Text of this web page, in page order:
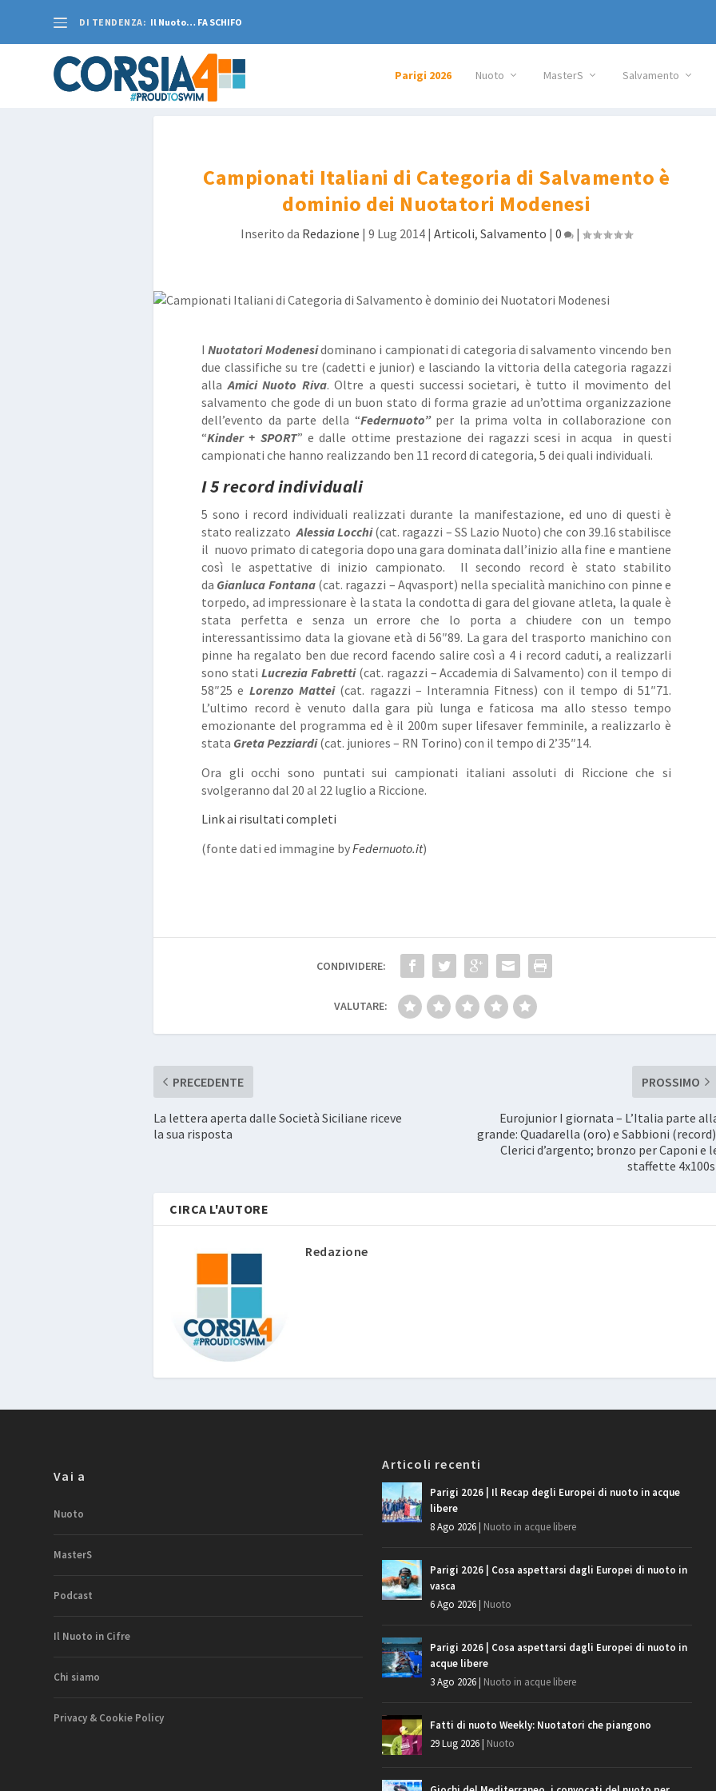
DI TENDENZA: Il Nuoto… FA SCHIFO
Parigi 2026 Nuoto MasterS Salvamento
Campionati Italiani di Categoria di Salvamento è
dominio dei Nuotatori Modenesi
Inserito da Redazione | 9 Lug 2014 | Articoli, Salvamento | 0 |
INuotatori Modenesidominano i campionati di categoria di salvamento vincendo ben
due classifiche su tre (cadetti e junior) e lasciando la vittoria della categoria ragazzi
allaAmici Nuoto Riva. Oltre a questi successi societari, è tutto il movimento del
salvamento che gode di un buon stato di forma grazie ad un’ottima organizzazione
dell’evento da parte della “Federnuoto” per la prima volta in collaborazione con
“Kinder + SPORT” e dalle ottime prestazione dei ragazzi scesi in acqua in questi
campionati che hanno realizzando ben 11 record di categoria, 5 dei quali individuali.
I 5 record individuali
5 sono i record individuali realizzati durante la manifestazione, ed uno di questi è
stato realizzatoAlessia Locchi(cat. ragazzi – SS Lazio Nuoto) che con 39.16 stabilisce
il nuovo primato di categoria dopo una gara dominata dall’inizio alla fine e mantiene
così le aspettative di inizio campionato. Il secondo record è stato stabilito
da Gianluca Fontana (cat. ragazzi – Aqvasport) nella specialità manichino con pinne e
torpedo, ad impressionare è la stata la condotta di gara del giovane atleta, la quale è
stata perfetta e senza un errore che lo porta a chiudere con un tempo
interessantissimo data la giovane età di 56″89. La gara del trasporto manichino con
pinne ha regalato ben due record facendo salire così a 4 i record caduti, a realizzarli
sono stati Lucrezia Fabretti(cat. ragazzi – Accademia di Salvamento) con il tempo di
58″25 e Lorenzo Mattei(cat. ragazzi – Interamnia Fitness) con il tempo di 51″71.
L’ultimo record è venuto dalla gara più lunga e faticosa ma allo stesso tempo
emozionante del programma ed è il 200m super lifesaver femminile, a realizzarlo è
stata Greta Pezziardi (cat. juniores – RN Torino) con il tempo di 2’35″14.
Ora gli occhi sono puntati sui campionati italiani assoluti di Riccione che si
svolgeranno dal 20 al 22 luglio a Riccione.
Link ai risultati completi
(fonte dati ed immagine byFedernuoto.it)
CONDIVIDERE:
VALUTARE:
PRECEDENTE
La lettera aperta dalle Società Siciliane riceve
la sua risposta
PROSSIMO
Eurojunior I giornata – L’Italia parte
grande: Quadarella (oro) e Sabbioni
Clerici d’argento; bronzo per Caponi e
staffette
CIRCA L'AUTORE
Redazione
Vai a
Nuoto
MasterS
Podcast
Il Nuoto in Cifre
Chi siamo
Privacy & Cookie Policy
Articoli recenti
Parigi 2026 | Il Recap degli Europei di nuoto in acque
libere
8 Ago 2026| Nuoto in acque libere
Parigi 2026 | Cosa aspettarsi dagli Europei di nuoto in
vasca
6 Ago 2026| Nuoto
Parigi 2026 | Cosa aspettarsi dagli Europei di nuoto in
acque libere
3 Ago 2026| Nuoto in acque libere
Fatti di nuoto Weekly: Nuotatori che piangono
29 Lug 2026| Nuoto